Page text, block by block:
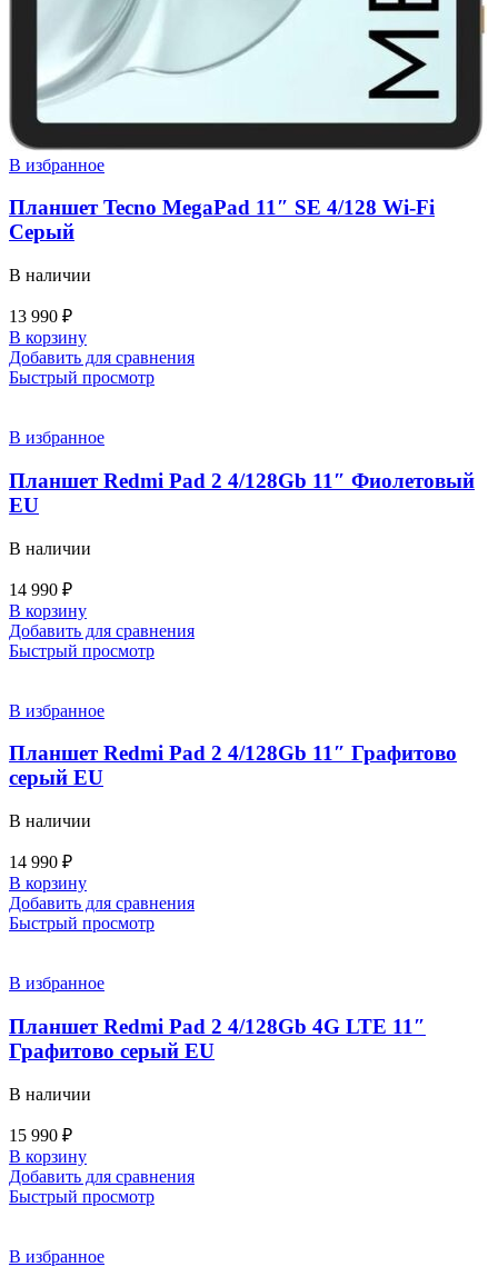
В избранное
Планшет Tecno MegaPad 11″ SE 4/128 Wi-Fi
Серый
В наличии
13 990 ₽
В корзину
Добавить для сравнения
Быстрый просмотр
В избранное
Планшет Redmi Pad 2 4/128Gb 11″ Фиолетовый
EU
В наличии
14 990 ₽
В корзину
Добавить для сравнения
Быстрый просмотр
В избранное
Планшет Redmi Pad 2 4/128Gb 11″ Графитово
серый EU
В наличии
14 990 ₽
В корзину
Добавить для сравнения
Быстрый просмотр
В избранное
Планшет Redmi Pad 2 4/128Gb 4G LTE 11″
Графитово серый EU
В наличии
15 990 ₽
В корзину
Добавить для сравнения
Быстрый просмотр
В избранное